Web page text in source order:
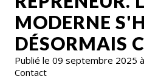
MODERNE
DÉSORMAIS
Publié le 09 septembre 2025
Contact